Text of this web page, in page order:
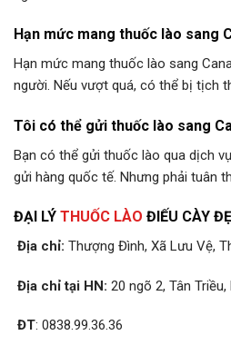
Hạn mức mang thuốc lào sang
Hạn mức mang thuốc lào sang
người. Nếu vượt quá, có thể bị tịch
Tôi có thể gửi thuốc lào sang
Bạn có thể gửi thuốc lào qua dịch
gửi hàng quốc tế. Nhưng phải tuân
ĐẠI LÝ THUỐC LÀO ĐIẾU CÀY
Địa chỉ: Thượng Đình, Xã Lưu Vệ,
Địa chỉ tại HN: 20 ngõ 2, Tân Triều,
ĐT: 0838.99.36.36